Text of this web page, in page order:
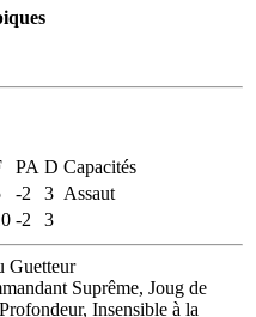
PA D Capacités
-2 3 Assaut
-2 3
Guetteur
Suprême, Joug de
Insensible à la